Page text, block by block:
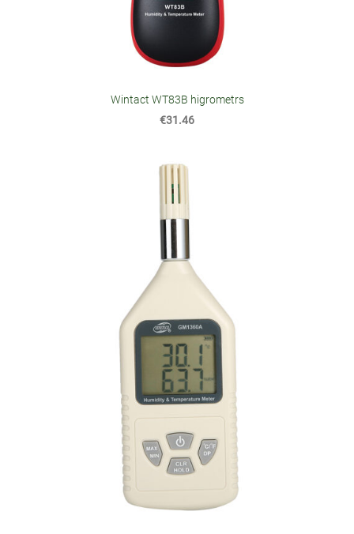
Wintact WT83B higrometrs
€31.46